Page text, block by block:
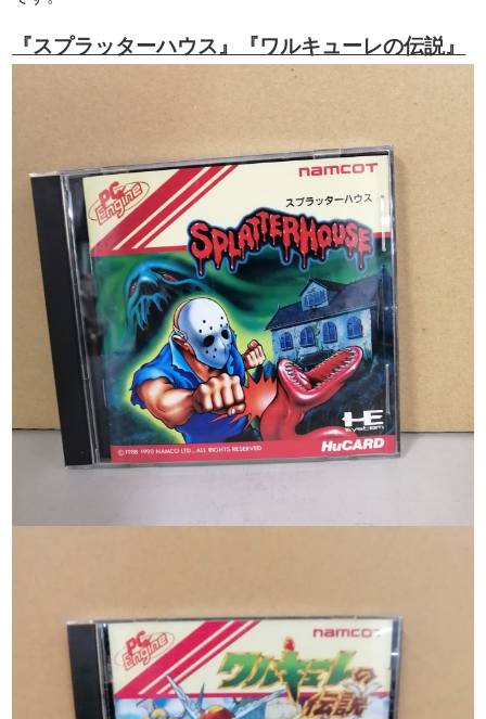
『スプラッターハウス』『ワルキューレの伝説』